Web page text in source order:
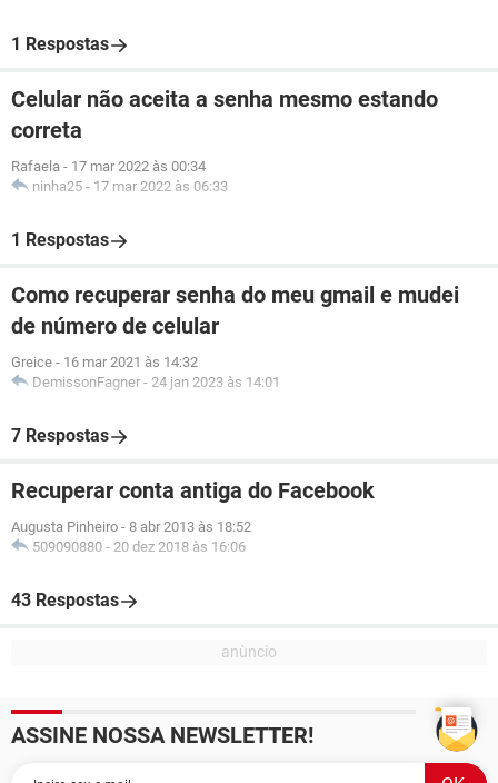
1 Respostas
Celular não aceita a senha mesmo estando
correta
Rafaela - 17 mar 2022 às 00:34
ninha25 - 17 mar 2022 às 06:33
1 Respostas
Como recuperar senha do meu gmail e mudei
de número de celular
Greice - 16 mar 2021 às 14:32
DemissonFagner - 24 jan 2023 às 14:01
7 Respostas
Recuperar conta antiga do Facebook
Augusta Pinheiro - 8 abr 2013 às 18:52
509090880 - 20 dez 2018 às 16:06
43 Respostas
ASSINE NOSSA NEWSLETTER!